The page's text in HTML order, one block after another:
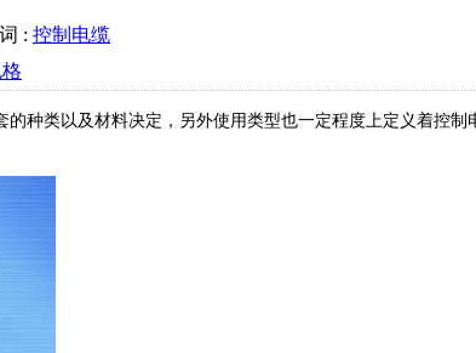
: 控制电缆
种类以及材料决定，另外使用类型也一定程度上定义着控制